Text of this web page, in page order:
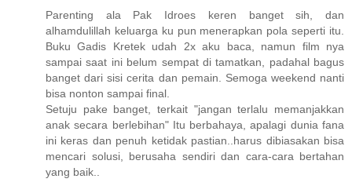
Parenting ala Pak Idroes keren banget sih, dan
alhamdulillah keluarga ku pun menerapkan pola seperti itu.
Buku Gadis Kretek udah 2x aku baca, namun film nya
sampai saat ini belum sempat di tamatkan, padahal bagus
banget dari sisi cerita dan pemain. Semoga weekend nanti
bisa nonton sampai final.
Setuju pake banget, terkait "jangan terlalu memanjakkan
anak secara berlebihan" Itu berbahaya, apalagi dunia fana
ini keras dan penuh ketidak pastian..harus dibiasakan bisa
mencari solusi, berusaha sendiri dan cara-cara bertahan
yang baik..